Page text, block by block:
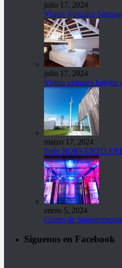
julio 17, 2024
Visitas Virtuales
julio 17, 2024
Visitas virtuales hoteles
marzo 17, 2024
Sede NORVENTO
enero 5, 2024
Centro de
Siguenos en Facebook